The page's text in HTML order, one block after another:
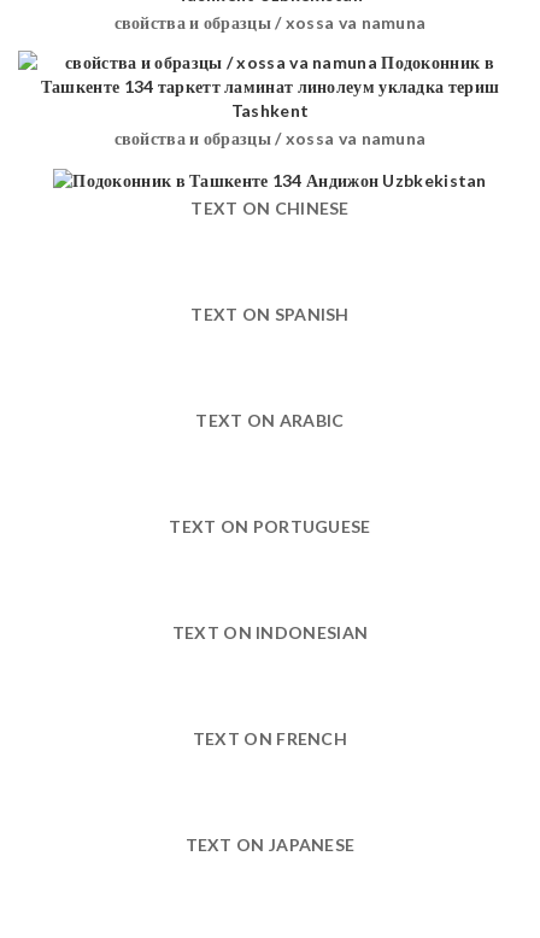
свойства и образцы / xossa va namuna
свойства и образцы / xossa va namuna
TEXT ON CHINESE
TEXT ON SPANISH
TEXT ON ARABIC
TEXT ON PORTUGUESE
TEXT ON INDONESIAN
TEXT ON FRENCH
TEXT ON JAPANESE